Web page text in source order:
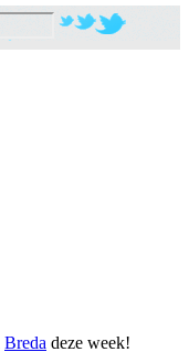
Breda deze week!